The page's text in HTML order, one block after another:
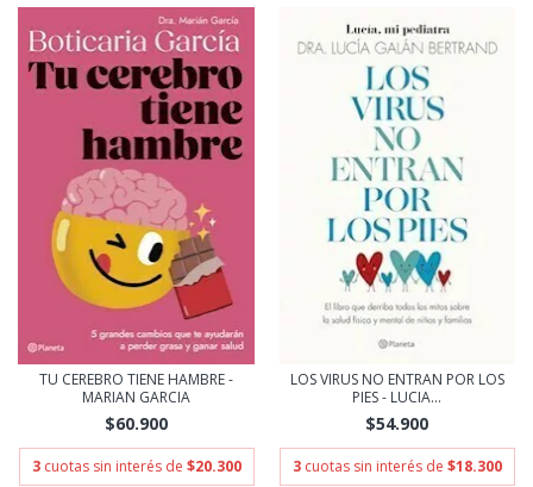
TU CEREBRO TIENE HAMBRE -
MARIAN GARCIA
$60.900
3 cuotas sin interés de $20.300
LOS VIRUS NO ENTRAN POR LOS
PIES - LUCIA...
$54.900
3 cuotas sin interés de $18.300